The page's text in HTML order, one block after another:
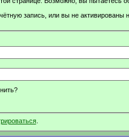
запись, или вы не активированы
.